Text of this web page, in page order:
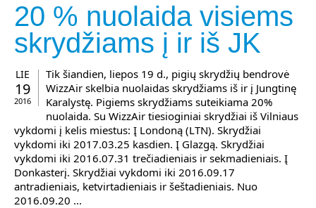
20 % nuolaida visiems
skrydžiams į ir iš JK
LIE
19
2016
Tik šiandien, liepos 19 d., pigių skrydžių bendrovė
WizzAir skelbia nuolaidas skrydžiams iš ir į Jungtinę
Karalystę. Pigiems skrydžiams suteikiama 20%
nuolaida. Su WizzAir tiesioginiai skrydžiai iš Vilniaus
vykdomi į kelis miestus: Į Londoną (LTN). Skrydžiai
vykdomi iki 2017.03.25 kasdien. Į Glazgą. Skrydžiai
vykdomi iki 2016.07.31 trečiadieniais ir sekmadieniais. Į
Donkasterį. Skrydžiai vykdomi iki 2016.09.17
antradieniais, ketvirtadieniais ir šeštadieniais. Nuo
2016.09.20 ...